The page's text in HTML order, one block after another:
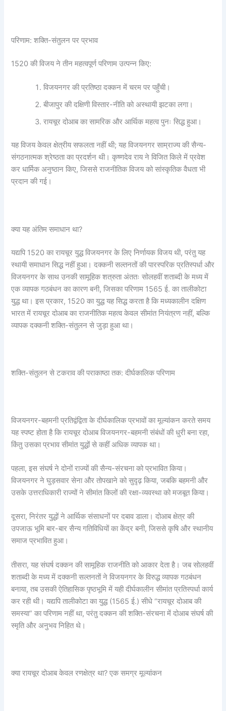
परिणाम: शक्ति-संतुलन पर प्रभाव
1520 की विजय ने तीन महत्वपूर्ण परिणाम उत्पन्न किए:
विजयनगर की प्रतिष्ठा दक्कन में चरम पर पहुँची।
बीजापुर की दक्षिणी विस्तार-नीति को अस्थायी झटका लगा।
रायचूर दोआब का सामरिक और आर्थिक महत्व पुनः सिद्ध हुआ।
यह विजय केवल क्षेत्रीय सफलता नहीं थी; यह विजयनगर साम्राज्य की सैन्य-
संगठनात्मक श्रेष्ठता का प्रदर्शन थी। कृष्णदेव राय ने विजित किले में प्रवेश
कर धार्मिक अनुष्ठान किए, जिससे राजनीतिक विजय को सांस्कृतिक वैधता भी
प्रदान की गई।
क्या यह अंतिम समाधान था?
यद्यपि 1520 का रायचूर युद्ध विजयनगर के लिए निर्णायक विजय थी, परंतु यह
स्थायी समाधान सिद्ध नहीं हुआ। दक्कनी सल्तनतों की पारस्परिक प्रतिस्पर्धा और
विजयनगर के साथ उनकी सामूहिक शत्रुता अंततः सोलहवीं शताब्दी के मध्य में
एक व्यापक गठबंधन का कारण बनी, जिसका परिणाम 1565 ई. का तालीकोटा
युद्ध था। इस प्रकार, 1520 का युद्ध यह सिद्ध करता है कि मध्यकालीन दक्षिण
भारत में रायचूर दोआब का राजनीतिक महत्व केवल सीमांत नियंत्रण नहीं, बल्कि
व्यापक दक्कनी शक्ति-संतुलन से जुड़ा हुआ था।
शक्ति-संतुलन से टकराव की पराकाष्ठा तक: दीर्घकालिक परिणाम
विजयनगर-बहमनी प्रतिद्वंद्विता के दीर्घकालिक प्रभावों का मूल्यांकन करते समय
यह स्पष्ट होता है कि रायचूर दोआब विजयनगर-बहमनी संबंधों की धुरी बना रहा,
किंतु उसका प्रभाव सीमांत युद्धों से कहीं अधिक व्यापक था।
पहला, इस संघर्ष ने दोनों राज्यों की सैन्य-संरचना को प्रभावित किया।
विजयनगर ने घुड़सवार सेना और तोपखाने को सुदृढ़ किया, जबकि बहमनी और
उसके उत्तराधिकारी राज्यों ने सीमांत किलों की रक्षा-व्यवस्था को मजबूत किया।
दूसरा, निरंतर युद्धों ने आर्थिक संसाधनों पर दबाव डाला। दोआब क्षेत्र की
उपजाऊ भूमि बार-बार सैन्य गतिविधियों का केंद्र बनी, जिससे कृषि और स्थानीय
समाज प्रभावित हुआ।
तीसरा, यह संघर्ष दक्कन की सामूहिक राजनीति को आकार देता है। जब सोलहवीं
शताब्दी के मध्य में दक्कनी सल्तनतों ने विजयनगर के विरुद्ध व्यापक गठबंधन
बनाया, तब उसकी ऐतिहासिक पृष्ठभूमि में यही दीर्घकालीन सीमांत प्रतिस्पर्धा कार्य
कर रही थी। यद्यपि तालीकोटा का युद्ध (1565 ई.) सीधे “रायचूर दोआब की
समस्या” का परिणाम नहीं था, परंतु दक्कन की शक्ति-संरचना में दोआब संघर्ष की
स्मृति और अनुभव निहित थे।
क्या रायचूर दोआब केवल रणक्षेत्र था? एक समग्र मूल्यांकन